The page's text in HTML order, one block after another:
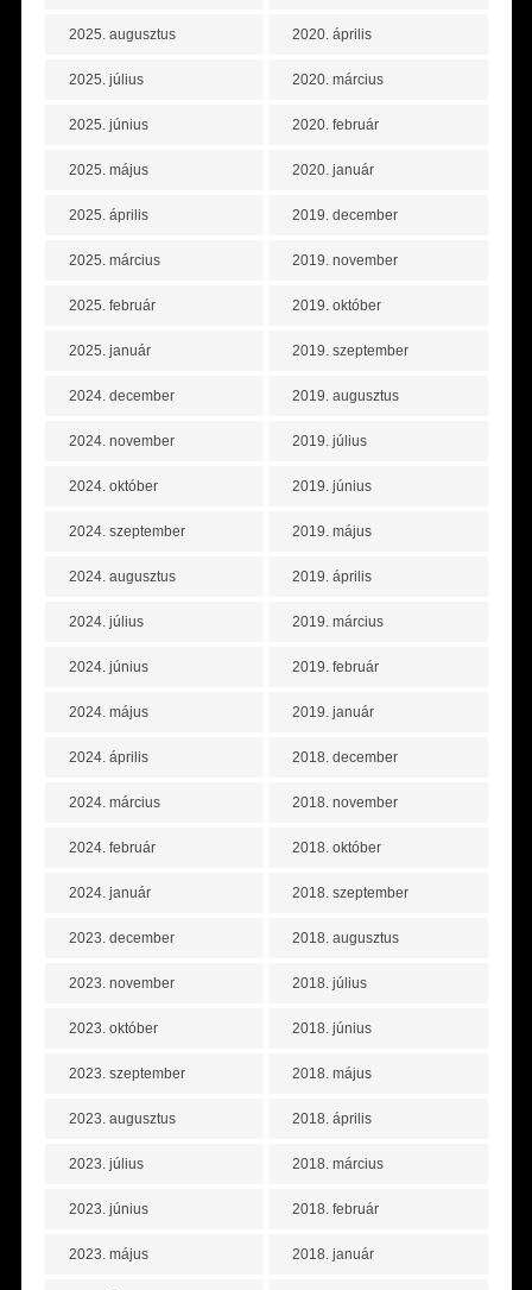
2025. augusztus
2025. július
2025. június
2025. május
2025. április
2025. március
2025. február
2025. január
2024. december
2024. november
2024. október
2024. szeptember
2024. augusztus
2024. július
2024. június
2024. május
2024. április
2024. március
2024. február
2024. január
2023. december
2023. november
2023. október
2023. szeptember
2023. augusztus
2023. július
2023. június
2023. május
2020. április
2020. március
2020. február
2020. január
2019. december
2019. november
2019. október
2019. szeptember
2019. augusztus
2019. július
2019. június
2019. május
2019. április
2019. március
2019. február
2019. január
2018. december
2018. november
2018. október
2018. szeptember
2018. augusztus
2018. július
2018. június
2018. május
2018. április
2018. március
2018. február
2018. január